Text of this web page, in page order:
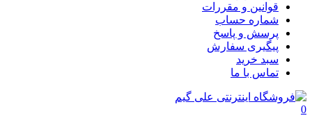
قوانین و مقررات
شماره حساب
پرسش و پاسخ
پیگیری سفارش
سبد خرید
تماس با ما
0